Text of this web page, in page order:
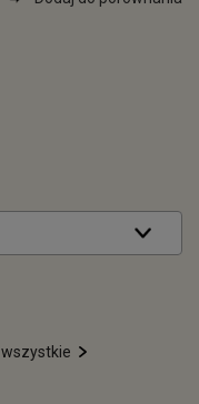
wszystkie